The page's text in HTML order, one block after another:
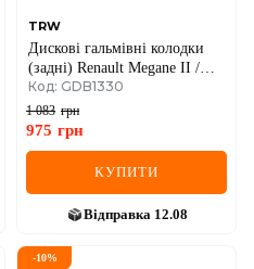
TRW
Дискові гальмівні колодки
(задні) Renault Megane II /
Renault Scenic II / Renault Clio
III
Код: GDB1330
1 083 грн
975 грн
КУПИТИ
Відправка 12.08
-10%